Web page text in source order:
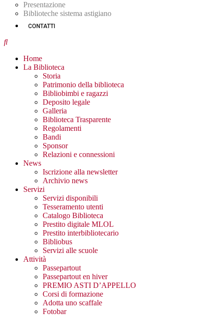
Presentazione
Biblioteche sistema astigiano
CONTATTI
Home
La Biblioteca
Storia
Patrimonio della biblioteca
Bibliobimbi e ragazzi
Deposito legale
Galleria
Biblioteca Trasparente
Regolamenti
Bandi
Sponsor
Relazioni e connessioni
News
Iscrizione alla newsletter
Archivio news
Servizi
Servizi disponibili
Tesseramento utenti
Catalogo Biblioteca
Prestito digitale MLOL
Prestito interbibliotecario
Bibliobus
Servizi alle scuole
Attività
Passepartout
Passepartout en hiver
PREMIO ASTI D’APPELLO
Corsi di formazione
Adotta uno scaffale
Fotobar